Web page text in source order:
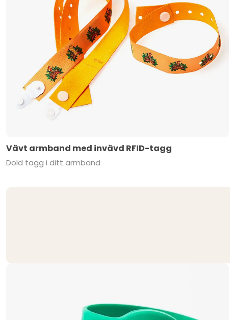
Vävt armband med invävd RFID-tagg
Dold tagg i ditt armband